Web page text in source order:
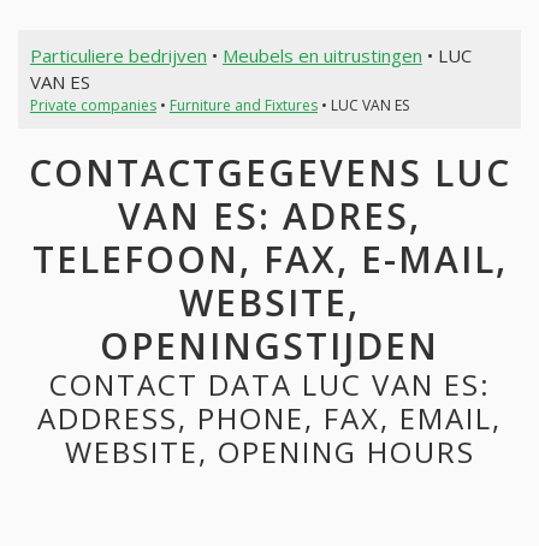
Particuliere bedrijven • Meubels en uitrustingen • LUC
VAN ES
Private companies• Furniture and Fixtures• LUC VAN ES
CONTACTGEGEVENS LUC
VAN ES: ADRES,
TELEFOON, FAX, E-MAIL,
WEBSITE,
OPENINGSTIJDEN
CONTACT DATA LUC VAN ES:
ADDRESS, PHONE, FAX, EMAIL,
WEBSITE, OPENING HOURS